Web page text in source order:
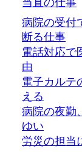
当直の仕事
病院の受付
断る仕事
電話対応で
由
電子カルテ
える
病院の夜勤
ゆい
労災の担当